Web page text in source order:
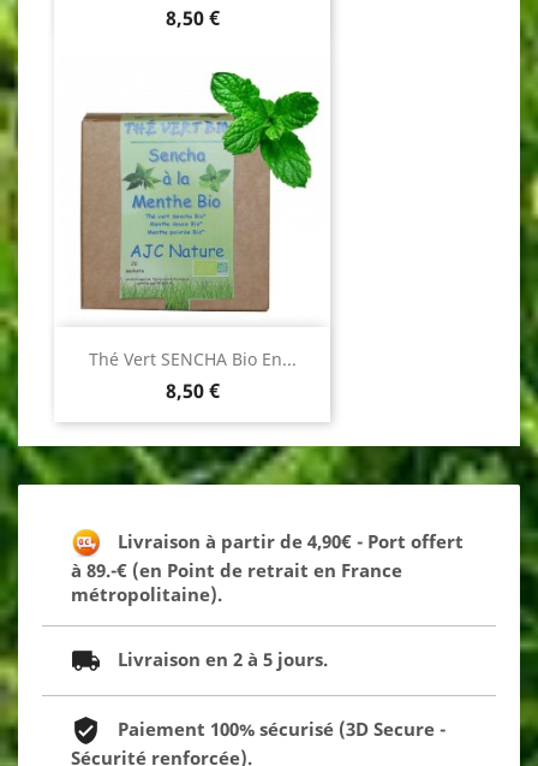
Prix
8,50 €
Thé Vert SENCHA Bio En...
Prix
8,50 €
Livraison à partir de 4,90€ - Port offert
à 89.-€ (en Point de retrait en France
métropolitaine).
Livraison en 2 à 5 jours.
Paiement 100% sécurisé (3D Secure -
Sécurité renforcée).